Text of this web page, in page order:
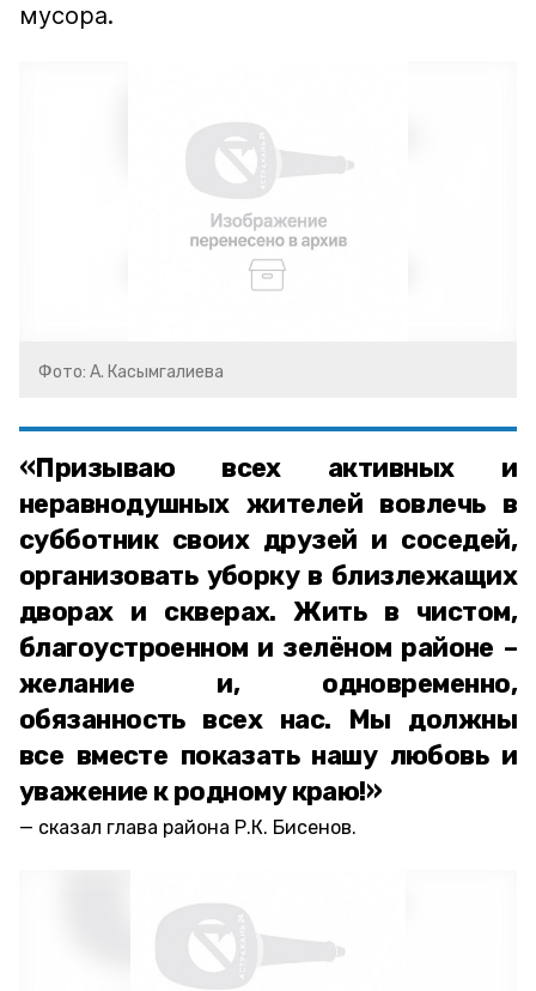
мусора.
Фото: А. Касымгалиева
«Призываю всех активных и
неравнодушных жителей вовлечь в
субботник своих друзей и соседей,
организовать уборку в близлежащих
дворах и скверах. Жить в чистом,
благоустроенном и зелёном районе –
желание и, одновременно,
обязанность всех нас. Мы должны
все вместе показать нашу любовь и
уважение к родному краю!»
сказал глава района Р.К. Бисенов.